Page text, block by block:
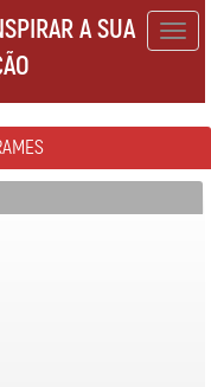
A SUA